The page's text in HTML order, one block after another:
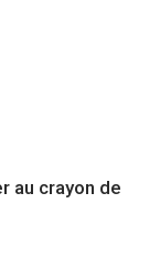
au crayon de